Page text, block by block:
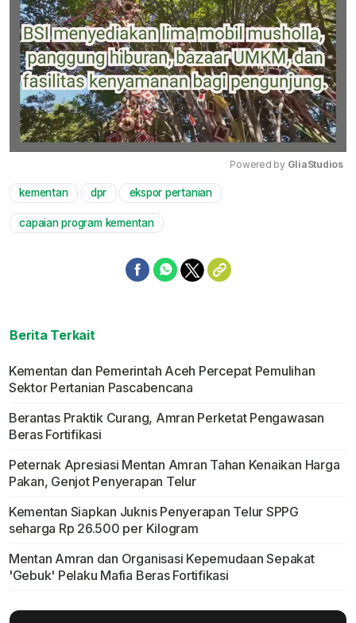
Powered by GliaStudios
kementan dpr ekspor pertanian
capaian program kementan
Berita Terkait
Kementan dan Pemerintah Aceh Percepat Pemulihan
Sektor Pertanian Pascabencana
Berantas Praktik Curang, Amran Perketat Pengawasan
Beras Fortifikasi
Peternak Apresiasi Mentan Amran Tahan Kenaikan Harga
Pakan, Genjot Penyerapan Telur
Kementan Siapkan Juknis Penyerapan Telur SPPG
seharga Rp 26.500 per Kilogram
Mentan Amran dan Organisasi Kepemudaan Sepakat
'Gebuk' Pelaku Mafia Beras Fortifikasi